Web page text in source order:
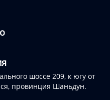
шоссе 209, к югу от
провинция Шаньдун.